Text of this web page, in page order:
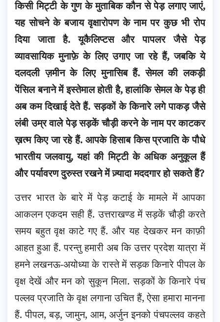
किसी मिट्टी के गुण के मुताबिक कौन से पेड़ लगाए जाएं,
यह सोचने के बजाय वृक्षारोपण के नाम पर कुछ भी रोप
दिया जाता है. यूकैलिप्टस और पापलर जैसे पेड़
व्यावसायिक मुनाफ़े के लिए उगाए जा रहे हैं, जबकि ये
दलदली ज़मीन के लिए मुनासिब हैं. सेमल की लकड़ी
पेंसिल बनाने में इस्तेमाल होती है, हालांकि सेमल के पेड़ ही
अब कम दिखाई देते हैं. सड़कों के किनारे लगे पाकड़ जैसे
लंबी उम्र वाले पेड़ सड़कें चौड़ी करने के नाम पर काटकर
ख़त्म किए जा रहे हैं. आपके हिसाब किस प्रजाति के पौधे
भारतीय जलवायु, यहां की मिट्टी के अधिक अनुकूल हैं
और पर्यावरण दुरुस्त रखने में ज़्यादा मददगार हो सकते हैं?
उत्तर भारत के बारे में पेड़ कटाई के मामले में आपका
आकलन एकदम सही हैं. उत्तराखण्ड में सड़कें चौड़ी करते
समय बहुत वृक्ष काटे गए हैं. और यह देखकर मन काफ़ी
आहत हुआ हैं. परन्तु हमारी अब कि उत्तर प्रदेश यात्रा में
हमने लखनऊ-अयोध्या के रास्ते में सड़क किनारे पीपल के
वृक्ष देखें और मन को सुकून मिला. सड़कों के किनारे पंच
पल्लव प्रजाति के वृक्ष लगाना उचित हैं, ऐसा हमारा मानना
हैं. पीपल, बड़, जामुन, आम, अर्जुन इनको पंचपल्लव कहते